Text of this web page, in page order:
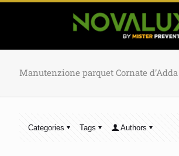
Manutenzione parquet Cornate d’Adda
Categories Tags Authors